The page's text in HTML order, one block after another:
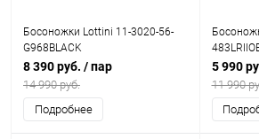
Босоножки Lottini 11-3020-56-
G968BLACK
8 390 руб. / пар
14 990 руб.
Подробнее
5 990
11 990